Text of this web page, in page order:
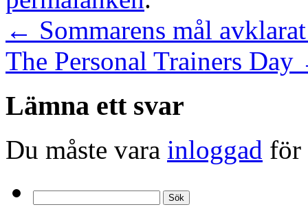
← Sommarens mål
The Personal Trainers Day
Lämna ett svar
Du måste vara inloggad för
efter: